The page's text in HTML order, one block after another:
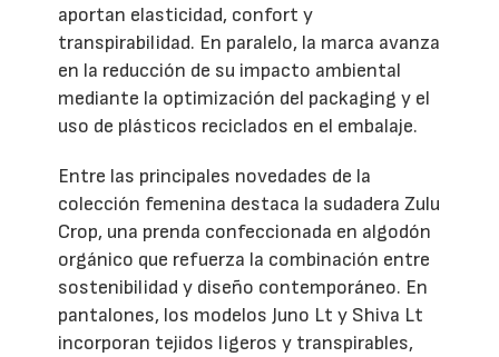
aportan elasticidad, confort y
transpirabilidad. En paralelo, la marca avanza
en la reducción de su impacto ambiental
mediante la optimización del packaging y el
uso de plásticos reciclados en el embalaje.
Entre las principales novedades de la
colección femenina destaca la sudadera Zulu
Crop, una prenda confeccionada en algodón
orgánico que refuerza la combinación entre
sostenibilidad y diseño contemporáneo. En
pantalones, los modelos Juno Lt y Shiva Lt
incorporan tejidos ligeros y transpirables,